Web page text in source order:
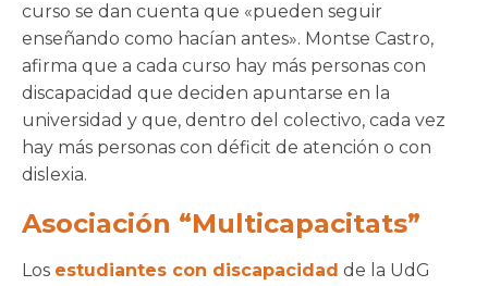
curso se dan cuenta que «pueden seguir
enseñando como hacían antes». Montse Castro,
afirma que a cada curso hay más personas con
discapacidad que deciden apuntarse en la
universidad y que, dentro del colectivo, cada vez
hay más personas con déficit de atención o con
dislexia.
Asociación “Multicapacitats”
Los estudiantes con discapacidad de la UdG